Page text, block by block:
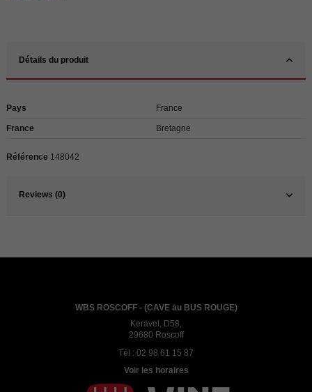
Détails du produit
Pays France
France Bretagne
Référence 148042
Reviews (0)
WBS ROSCOFF - (CAVE au BUS ROUGE)
Keravel, D58,
29680 Roscoff
Tél : 02 98 61 15 87
Voir les horaires